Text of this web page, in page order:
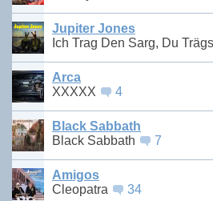
Jupiter Jones
Ich Trag Den Sarg, Du
Arca
XXXXX
4
Black Sabbath
Black Sabbath
7
Amigos
Cleopatra
34